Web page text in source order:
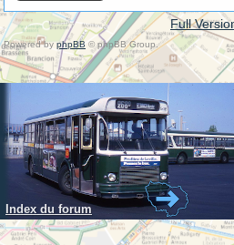
Full
Powered byphpBB © phpBB Group.
Index du forum